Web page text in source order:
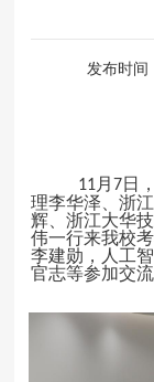
发布时间
11 月 7日
理李华泽、浙
辉、浙江大华
伟一行来我校
李建勋 ，人工
官志等参加交流